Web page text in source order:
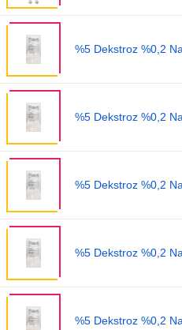
%5 Dekstroz %0,2
%5 Dekstroz %0,2
%5 Dekstroz %0,2
%5 Dekstroz %0,2
%5 Dekstroz %0,2